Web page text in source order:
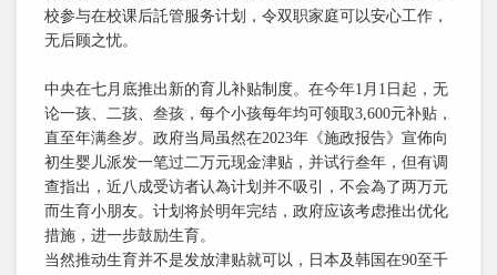
校参与在校课后託管服务计划，令双职家庭可以安心工作，
无后顾之忧。
中央在七月底推出新的育儿补贴制度。在今年1月1日起，无
论一孩、二孩、叁孩，每个小孩每年均可领取3,600元补贴，
直至年满叁岁。政府当局虽然在2023年《施政报告》宣佈向
初生婴儿派发一笔过二万元现金津贴，并试行叁年，但有调
查指出，近八成受访者认為计划并不吸引，不会為了两万元
而生育小朋友。计划将於明年完结，政府应该考虑推出优化
措施，进一步鼓励生育。
当然推动生育并不是发放津贴就可以，日本及韩国在90至千